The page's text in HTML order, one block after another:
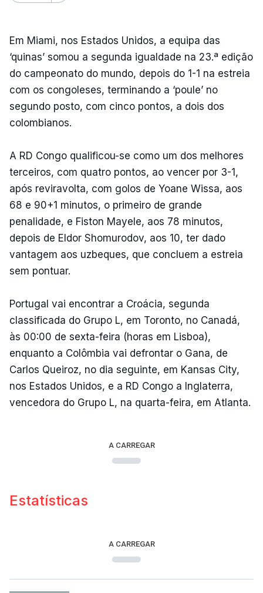
Em Miami, nos Estados Unidos, a equipa das
‘quinas’ somou a segunda igualdade na 23.ª edição
do campeonato do mundo, depois do 1-1 na estreia
com os congoleses, terminando a ‘poule’ no
segundo posto, com cinco pontos, a dois dos
colombianos.
A RD Congo qualificou-se como um dos melhores
terceiros, com quatro pontos, ao vencer por 3-1,
após reviravolta, com golos de Yoane Wissa, aos
68 e 90+1 minutos, o primeiro de grande
penalidade, e Fiston Mayele, aos 78 minutos,
depois de Eldor Shomurodov, aos 10, ter dado
vantagem aos uzbeques, que concluem a estreia
sem pontuar.
Portugal vai encontrar a Croácia, segunda
classificada do Grupo L, em Toronto, no Canadá,
às 00:00 de sexta-feira (horas em Lisboa),
enquanto a Colômbia vai defrontar o Gana, de
Carlos Queiroz, no dia seguinte, em Kansas City,
nos Estados Unidos, e a RD Congo a Inglaterra,
vencedora do Grupo L, na quarta-feira, em Atlanta.
A CARREGAR
Estatísticas
A CARREGAR